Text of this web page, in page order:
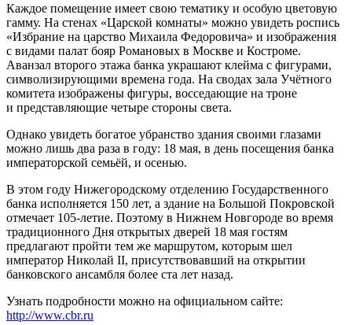
Каждое помещение имеет свою тематику и особую цветовую
гамму. На стенах «Царской комнаты» можно увидеть роспись
«Избрание на царство Михаила Федоровича» и изображения
с видами палат бояр Романовых в Москве и Костроме.
Аванзал второго этажа банка украшают клейма с фигурами,
символизирующими времена года. На сводах зала Учётного
комитета изображены фигуры, восседающие на троне
и представляющие четыре стороны света.
Однако увидеть богатое убранство здания своими глазами
можно лишь два раза в году: 18 мая, в день посещения банка
императорской семьёй, и осенью.
В этом году Нижегородскому отделению Государственного
банка исполняется 150 лет, а здание на Большой Покровской
отмечает 105-летие. Поэтому в Нижнем Новгороде во время
традиционного Дня открытых дверей 18 мая гостям
предлагают пройти тем же маршрутом, которым шел
император Николай II, присутствовавший на открытии
банковского ансамбля более ста лет назад.
Узнать подробности можно на официальном сайте:
http://www.cbr.ru